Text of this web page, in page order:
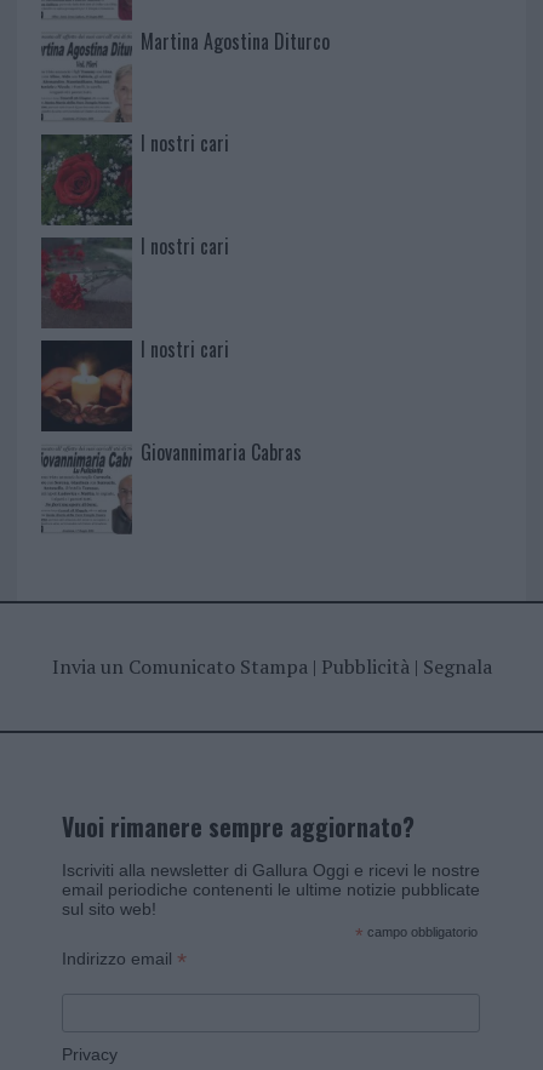
Martina Agostina Diturco
I nostri cari
I nostri cari
I nostri cari
Giovannimaria Cabras
Invia un Comunicato Stampa| Pubblicità| Segnala
Vuoi rimanere sempre aggiornato?
Iscriviti alla newsletter di Gallura Oggi e ricevi le nostre
email periodiche contenenti le ultime notizie pubblicate
sul sito web!
* campo obbligatorio
Indirizzo email *
Privacy